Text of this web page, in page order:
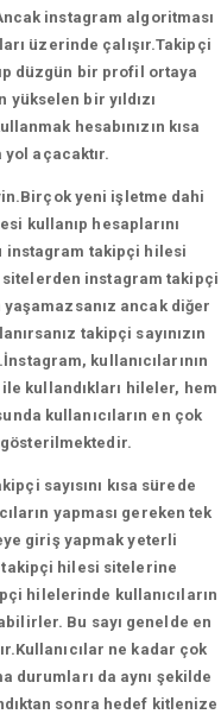
instagram algoritması
üzerinde çalışır.Takipçi
düzgün bir profil ortaya
bir yıldızı
hesabınızın kısa
açacaktır.
yeni işletme dahi
kullanıp hesaplarını
instagram takipçi hilesi
sitelerden instagram takipçi
ancak diğer
takipçi sayınızın
kullanıcılarının
kullandıkları hileler, hem
kullanıcıların en çok
gösterilmektedir.
sayısını kısa sürede
yapması gereken tek
giriş yapmak yeterli
takipçi hilesi sitelerine
hilelerinde kullanıcıların
Bu sayı genelde en
ne kadar çok
durumları da aynı şekilde
sonra hedef kitlenize